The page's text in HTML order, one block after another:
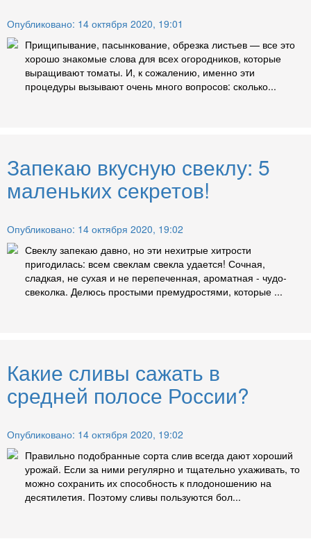
Опубликовано: 14 октября 2020, 19:01
Прищипывание, пасынкование, обрезка листьев — все это
хорошо знакомые слова для всех огородников, которые
выращивают томаты. И, к сожалению, именно эти
процедуры вызывают очень много вопросов: сколько...
Запекаю вкусную свеклу: 5
маленьких секретов!
Опубликовано: 14 октября 2020, 19:02
Свеклу запекаю давно, но эти нехитрые хитрости
пригодилась: всем свеклам свекла удается! Сочная,
сладкая, не сухая и не перепеченная, ароматная - чудо-
свеколка. Делюсь простыми премудростями, которые ...
Какие сливы сажать в
средней полосе России?
Опубликовано: 14 октября 2020, 19:02
Правильно подобранные сорта слив всегда дают хороший
урожай. Если за ними регулярно и тщательно ухаживать, то
можно сохранить их способность к плодоношению на
десятилетия. Поэтому сливы пользуются бол...